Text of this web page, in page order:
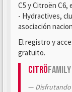
C5 y Citroën C6,
- Hydractives,
asociación
El registro y
gratuito.
CitröFamily